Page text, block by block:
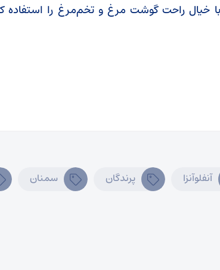
خیال راحت گوشت مرغ و تخم‌مرغ را استفاده
آنفلوآنزا پرندگان سمنان